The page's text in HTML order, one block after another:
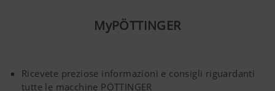
Qui entrano in gioco le funzionalità ISOBUS.
oppure moduli facenti parte del sistema ISOBUS. Sono
disponibili solo le funzionalità supportate da tutti i
MyPÖTTINGER
Ricevete preziose informazioni e consigli riguardanti
tutte le macchine PÖTTINGER